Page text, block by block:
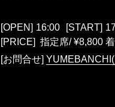
[OPEN] 16:00 [START]
[PRICE] 指定席/ ¥8,800
[お問合せ]